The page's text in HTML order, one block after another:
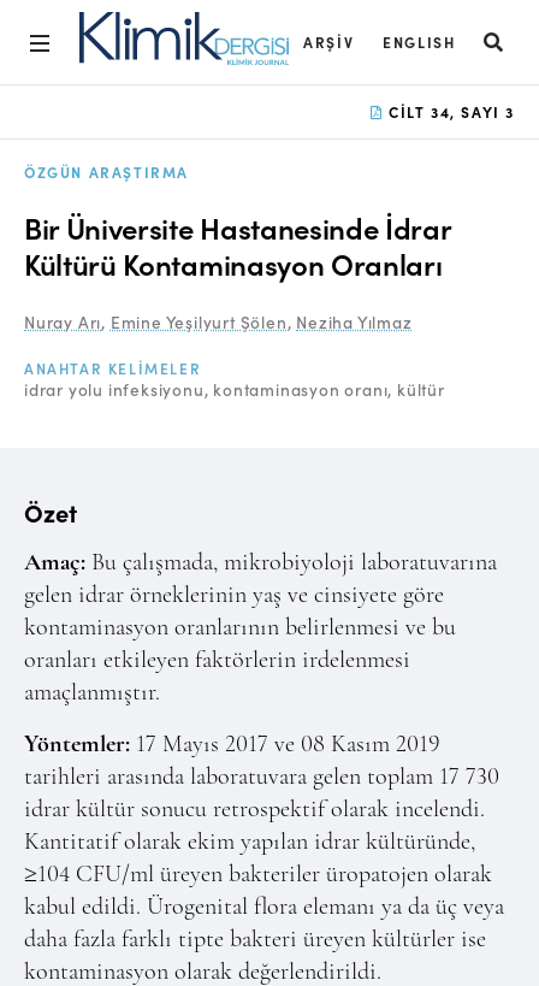
ARŞIV ENGLISH
Arşiv
Açık Erişim İlkesi
Editoryal Süreç
Yazarlara Bilgi
Dizinler
Telif Hakları
İletişim
FACEBOOK YOUTUBE
CILT 34, SAYI 3
ÖZGÜN ARAŞTIRMA
Bir Üniversite Hastanesinde İdrar
Kültürü Kontaminasyon Oranları
Nuray Arı, Emine Yeşilyurt Şölen, Neziha Yılmaz
ANAHTAR KELIMELER
idrar yolu infeksiyonu kontaminasyon oranı kültür
Özet
Amaç: Bu çalışmada, mikrobiyoloji laboratuvarına
gelen idrar örneklerinin yaş ve cinsiyete göre
kontaminasyon oranlarının belirlenmesi ve bu
oranları etkileyen faktörlerin irdelenmesi
amaçlanmıştır.
Yöntemler: 17 Mayıs 2017 ve 08 Kasım 2019
tarihleri arasında laboratuvara gelen toplam 17 730
idrar kültür sonucu retrospektif olarak incelendi.
Kantitatif olarak ekim yapılan idrar kültüründe,
≥104 CFU/ml üreyen bakteriler üropatojen olarak
kabul edildi. Ürogenital flora elemanı ya da üç veya
daha fazla farklı tipte bakteri üreyen kültürler ise
kontaminasyon olarak değerlendirildi.